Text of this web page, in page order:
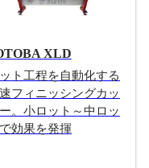
XLD
ト工程を自動化する
フィニッシングカッ
。小ロット～中ロッ
で効果を発揮